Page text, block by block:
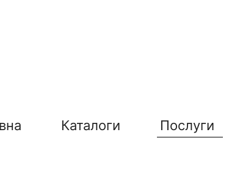
Каталоги Послуги